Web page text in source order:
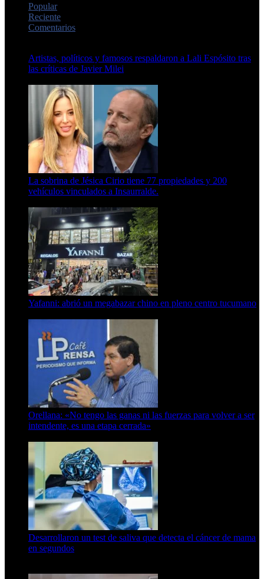
Popular
Reciente
Comentarios
Artistas, políticos y famosos respaldaron a Lali Espósito tras
las críticas de Javier Milei
La sobrina de Jésica Cirio tiene 77 propiedades y 200
vehículos vinculados a Insaurralde.
Yafanni: abrió un megabazar chino en pleno centro tucumano
Orellana: «No tengo las ganas ni las fuerzas para volver a ser
intendente, es una etapa cerrada»
Desarrollaron un test de saliva que detecta el cáncer de mama
en segundos